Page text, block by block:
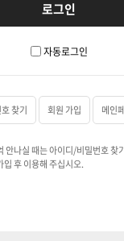
자동로그인
찾기 회원 가입 메인
안나실 때는 아이디/비밀번호 찾
입 후 이용해 주십시오.